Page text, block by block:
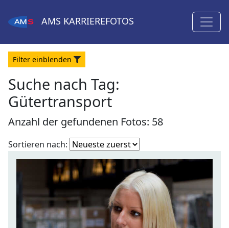
AMS KARRIEREFOTOS
Filter einblenden
Suche nach Tag:
Gütertransport
Anzahl der gefundenen Fotos: 58
Sortieren nach: